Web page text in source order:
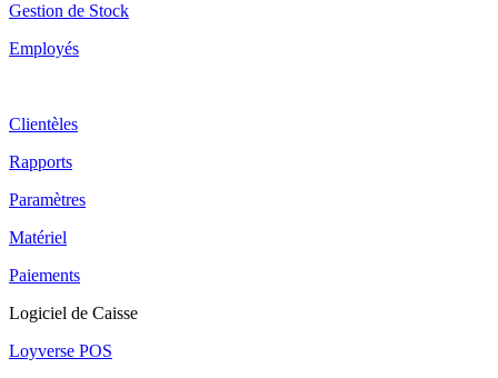
Gestion de Stock
Employés
Clientèles
Rapports
Paramètres
Matériel
Paiements
Logiciel de Caisse
Loyverse POS